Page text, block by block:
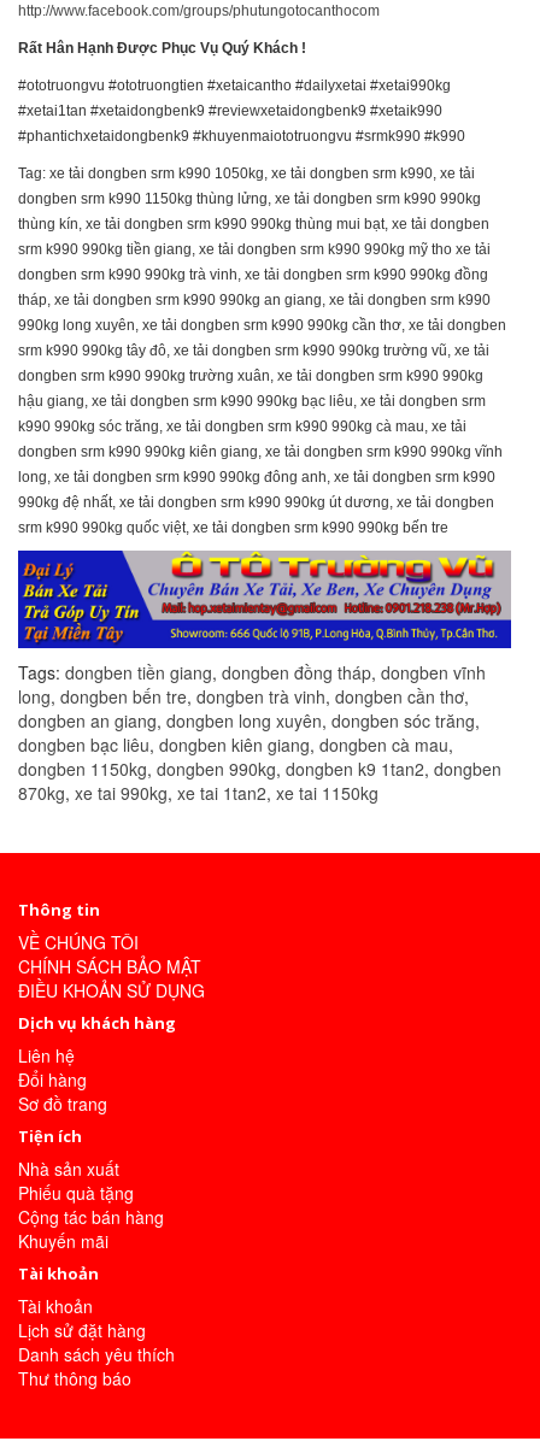
http://www.facebook.com/groups/phutungotocanthocom
Rất Hân Hạnh Được Phục Vụ Quý Khách !
#ototruongvu #ototruongtien #xetaicantho #dailyxetai #xetai990kg
#xetai1tan #xetaidongbenk9 #reviewxetaidongbenk9 #xetaik990
#phantichxetaidongbenk9 #khuyenmaiototruongvu #srmk990 #k990
Tag: xe tải dongben srm k990 1050kg, xe tải dongben srm k990, xe tải
dongben srm k990 1150kg thùng lửng, xe tải dongben srm k990 990kg
thùng kín, xe tải dongben srm k990 990kg thùng mui bạt, xe tải dongben
srm k990 990kg tiền giang, xe tải dongben srm k990 990kg mỹ tho xe tải
dongben srm k990 990kg trà vinh, xe tải dongben srm k990 990kg đồng
tháp, xe tải dongben srm k990 990kg an giang, xe tải dongben srm k990
990kg long xuyên, xe tải dongben srm k990 990kg cần thơ, xe tải dongben
srm k990 990kg tây đô, xe tải dongben srm k990 990kg trường vũ, xe tải
dongben srm k990 990kg trường xuân, xe tải dongben srm k990 990kg
hậu giang, xe tải dongben srm k990 990kg bạc liêu, xe tải dongben srm
k990 990kg sóc trăng, xe tải dongben srm k990 990kg cà mau, xe tải
dongben srm k990 990kg kiên giang, xe tải dongben srm k990 990kg vĩnh
long, xe tải dongben srm k990 990kg đông anh, xe tải dongben srm k990
990kg đệ nhất, xe tải dongben srm k990 990kg út dương, xe tải dongben
srm k990 990kg quốc việt, xe tải dongben srm k990 990kg bến tre
Tags: dongben tiền giang, dongben đồng tháp, dongben vĩnh
long, dongben bến tre, dongben trà vinh, dongben cần thơ,
dongben an giang, dongben long xuyên, dongben sóc trăng,
dongben bạc liêu, dongben kiên giang, dongben cà mau,
dongben 1150kg, dongben 990kg, dongben k9 1tan2, dongben
870kg, xe tai 990kg, xe tai 1tan2, xe tai 1150kg
Thông tin
VỀ CHÚNG TÔI
CHÍNH SÁCH BẢO MẬT
ĐIỀU KHOẢN SỬ DỤNG
Dịch vụ khách hàng
Liên hệ
Đổi hàng
Sơ đồ trang
Tiện ích
Nhà sản xuất
Phiếu quà tặng
Cộng tác bán hàng
Khuyến mãi
Tài khoản
Tài khoản
Lịch sử đặt hàng
Danh sách yêu thích
Thư thông báo